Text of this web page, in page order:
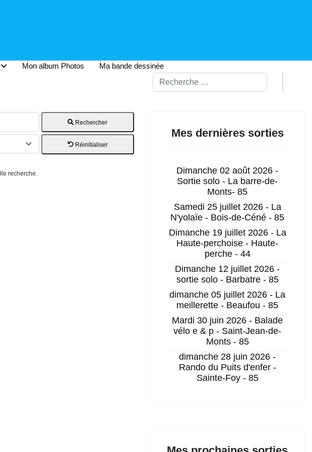
Mon album Photos Ma bande dessinée
Rechercher
Rechercher
Réinitialiser
recherche.
Mes dernières sorties
Dimanche 02 août 2026 -
Sortie solo - La barre-de-
Monts- 85
Samedi 25 juillet 2026 - La
N'yolaïe - Bois-de-Céné - 85
Dimanche 19 juillet 2026 - La
Haute-perchoise - Haute-
perche - 44
Dimanche 12 juillet 2026 -
sortie solo - Barbatre - 85
dimanche 05 juillet 2026 - La
meillerette - Beaufou - 85
Mardi 30 juin 2026 - Balade
vélo e & p - Saint-Jean-de-
Monts - 85
dimanche 28 juin 2026 -
Rando du Puits d'enfer -
Sainte-Foy - 85